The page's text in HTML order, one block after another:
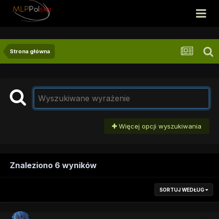
Strona główna
Więcej opcji wyszukiwania
Znaleziono 6 wyników
SORTUJ WEDŁUG